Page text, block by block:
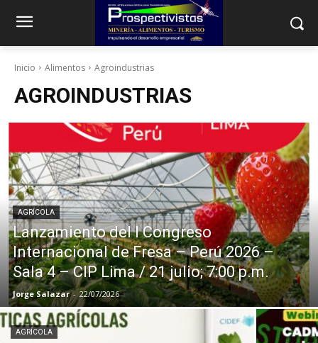
Inicio Alimentos Agroindustrias
AGROINDUSTRIAS
AGRÍCOLA
Lanzamiento del I Congreso
Internacional de Fresa – Perú 2026 –
Sala 4 – CIP Lima / 21 julio; 7:00 p.m.
Jorge Salazar - 22/07/2026
AGRÍCOLA